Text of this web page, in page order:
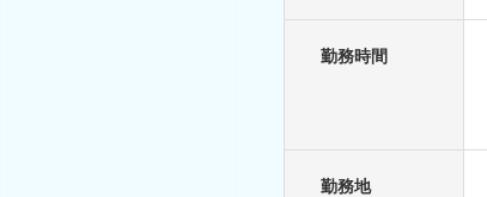
勤務時間
勤務地